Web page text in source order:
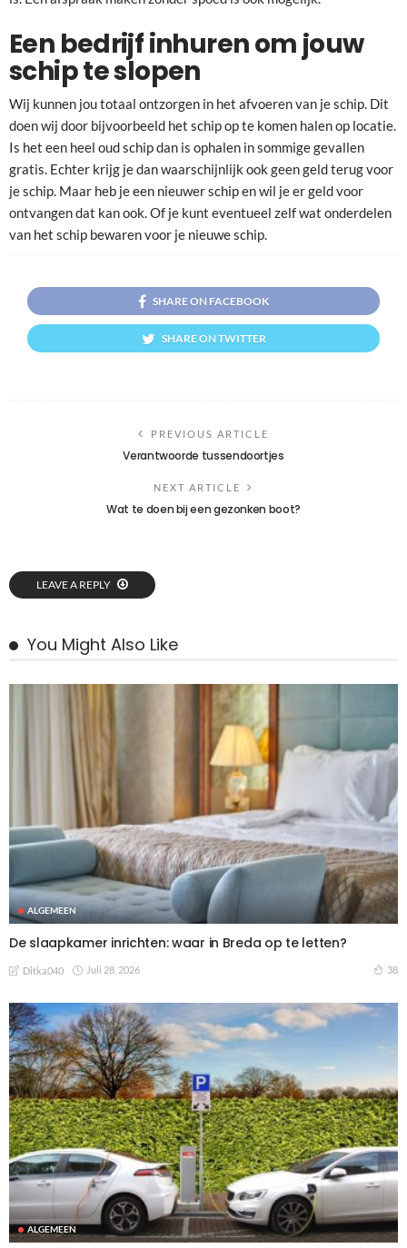
Een bedrijf inhuren om jouw
schip te slopen
Wij kunnen jou totaal ontzorgen in het afvoeren van je schip. Dit
doen wij door bijvoorbeeld het schip op te komen halen op locatie.
Is het een heel oud schip dan is ophalen in sommige gevallen
gratis. Echter krijg je dan waarschijnlijk ook geen geld terug voor
je schip. Maar heb je een nieuwer schip en wil je er geld voor
ontvangen dat kan ook. Of je kunt eventueel zelf wat onderdelen
van het schip bewaren voor je nieuwe schip.
SHARE ON FACEBOOK
SHARE ON TWITTER
PREVIOUS ARTICLE
Verantwoorde tussendoortjes
NEXT ARTICLE
Wat te doen bij een gezonken boot?
LEAVE A REPLY
You Might Also Like
ALGEMEEN
De slaapkamer inrichten: waar in Breda op te letten?
Ditka040 Juli 28, 2026 38
ALGEMEEN